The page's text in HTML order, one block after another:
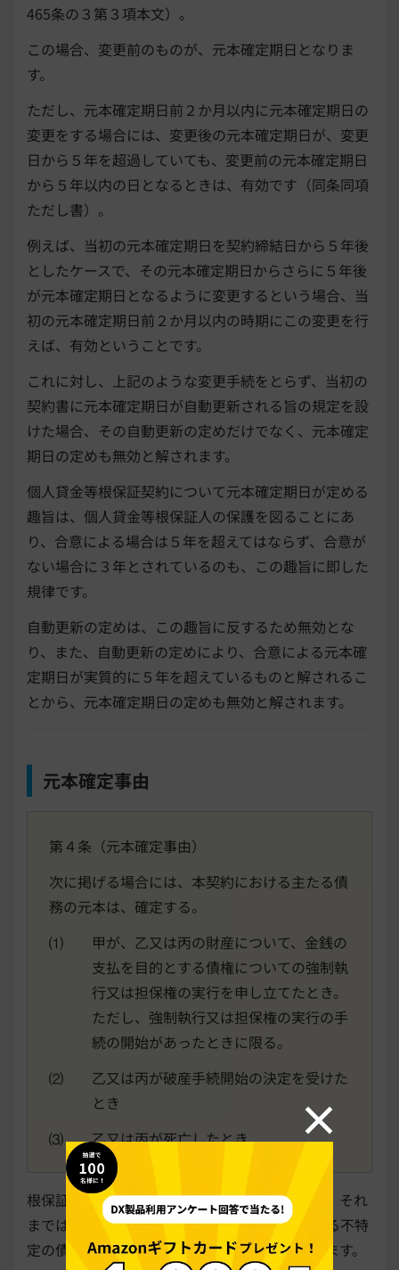
465条の３第３項本文）。
この場合、変更前のものが、元本確定期日となりま
す。
ただし、元本確定期日前２か月以内に元本確定期日の
変更をする場合には、変更後の元本確定期日が、変更
日から５年を超過していても、変更前の元本確定期日
から５年以内の日となるときは、有効です（同条同項
ただし書）。
例えば、当初の元本確定期日を契約締結日から５年後
としたケースで、その元本確定期日からさらに５年後
が元本確定期日となるように変更するという場合、当
初の元本確定期日前２か月以内の時期にこの変更を行
えば、有効ということです。
これに対し、上記のような変更手続をとらず、当初の
契約書に元本確定期日が自動更新される旨の規定を設
けた場合、その自動更新の定めだけでなく、元本確定
期日の定めも無効と解されます。
個人貸金等根保証契約について元本確定期日が定める
趣旨は、個人貸金等根保証人の保護を図ることにあ
り、合意による場合は５年を超えてはならず、合意が
ない場合に３年とされているのも、この趣旨に即した
規律です。
自動更新の定めは、この趣旨に反するため無効とな
り、また、自動更新の定めにより、合意による元本確
定期日が実質的に５年を超えているものと解されるこ
とから、元本確定期日の定めも無効と解されます。
元本確定事由
第４条（元本確定事由）
次に掲げる場合には、本契約における主たる債
務の元本は、確定する。
⑴ 甲が、乙又は丙の財産について、金銭の
支払を目的とする債権についての強制執
行又は担保権の実行を申し立てたとき。
ただし、強制執行又は担保権の実行の手
続の開始があったときに限る。
⑵ 乙又は丙が破産手続開始の決定を受けた
とき
⑶ 乙又は丙が死亡したとき
根保証契約において主債務の元本が確定すると、それ
までは継続的に発生してきた一定の範囲に属する不特
定の債務が、以後は変動しなくなり、特定されます。